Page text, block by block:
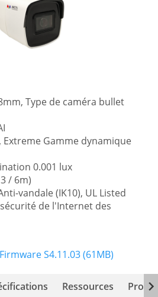
Type de caméra bullet
Gamme dynamique
0.001 lux
/ 6m)
vandale (IK10), UL Listed
de l'Internet des
S4.11.03 (61MB)
Ressources